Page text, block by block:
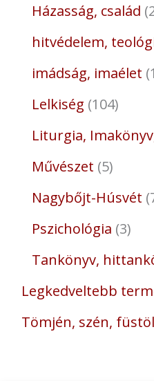
Házasság, család
hitvédelem,
imádság, imaélet
Lelkiség 104
Liturgia,
Művészet 5
Nagybőjt-Húsvét
Pszichológia 3
Tankönyv,
Legkedveltebb
Tömjén, szén,